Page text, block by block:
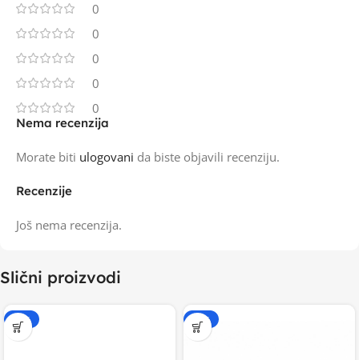
0
0
0
0
0
Recenzije
Još nema recenzija.
Nema recenzija
Morate biti ulogovani da biste objavili recenziju.
Slični proizvodi
-15% -20%